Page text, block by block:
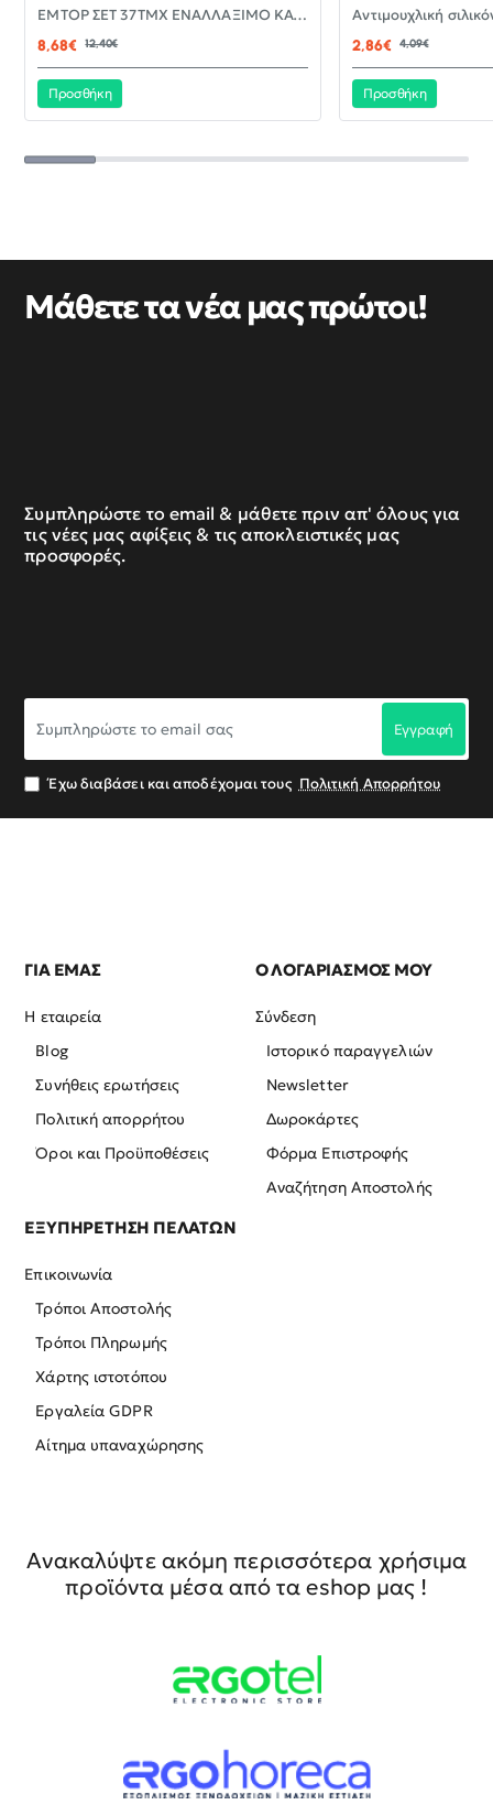
-30%EMTOP ΣΕΤ 37ΤΜΧ ΕΝΑΛΛΑΞΙΜΟ ΚΑΤΣΑΒΙΔΙ ΜΕ ΜΥΤΕΣ EBST03702
8,68€
12,40€
Προσθήκη
2,86€ 4,09€
Προσθήκη
Μάθετε τα νέα μας πρώτοι!
Συμπληρώστε το email & μάθετε πριν απ' όλους για
τις νέες μας αφίξεις & τις αποκλειστικές μας
προσφορές.
το
σας
Εγγραφή
Έχω διαβάσει και αποδέχομαι τους Πολιτική Απορρήτου
ΓΙΑ ΕΜΑΣ
Η εταιρεία
Blog
Συνήθεις ερωτήσεις
Πολιτική απορρήτου
Όροι και Προϋποθέσεις
Ο ΛΟΓΑΡΙΑΣΜΟΣ ΜΟΥ
Σύνδεση
Ιστορικό παραγγελιών
Newsletter
Δωροκάρτες
Φόρμα Επιστροφής
Αναζήτηση Αποστολής
ΕΞΥΠΗΡΕΤΗΣΗ ΠΕΛΑΤΩΝ
Επικοινωνία
Τρόποι Αποστολής
Τρόποι Πληρωμής
Χάρτης ιστοτόπου
Εργαλεία GDPR
Αίτημα υπαναχώρησης
Ανακαλύψτε ακόμη περισσότερα χρήσιμα
προϊόντα μέσα από τα eshop μας !